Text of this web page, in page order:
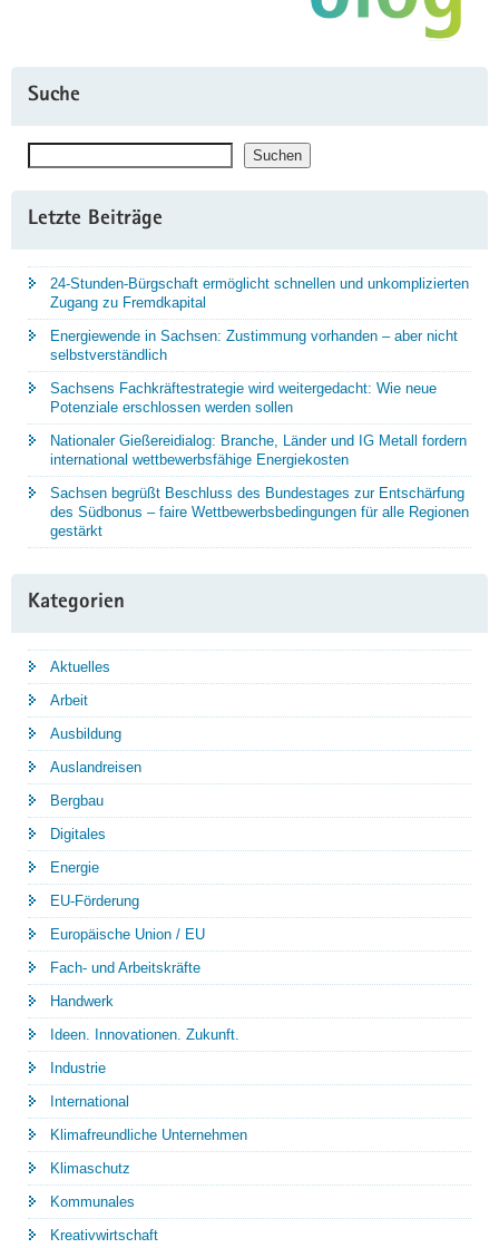
Suche
Suchen
Letzte Beiträge
24-Stunden-Bürgschaft ermöglicht schnellen und unkomplizierten
Zugang zu Fremdkapital
Energiewende in Sachsen: Zustimmung vorhanden – aber nicht
selbstverständlich
Sachsens Fachkräftestrategie wird weitergedacht: Wie neue
Potenziale erschlossen werden sollen
Nationaler Gießereidialog: Branche, Länder und IG Metall fordern
international wettbewerbsfähige Energiekosten
Sachsen begrüßt Beschluss des Bundestages zur Entschärfung
des Südbonus – faire Wettbewerbsbedingungen für alle Regionen
gestärkt
Kategorien
Aktuelles
Arbeit
Ausbildung
Auslandreisen
Bergbau
Digitales
Energie
EU-Förderung
Europäische Union / EU
Fach- und Arbeitskräfte
Handwerk
Ideen. Innovationen. Zukunft.
Industrie
International
Klimafreundliche Unternehmen
Klimaschutz
Kommunales
Kreativwirtschaft